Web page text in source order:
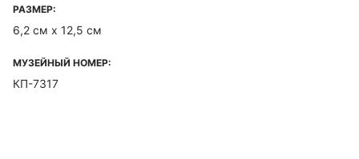
РАЗМЕР:
6,2 см х 12,5 см
МУЗЕЙНЫЙ НОМЕР:
КП-7317